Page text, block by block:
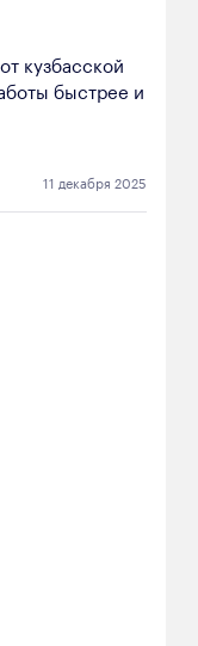
кузбасской
быстрее и
11 декабря 2025